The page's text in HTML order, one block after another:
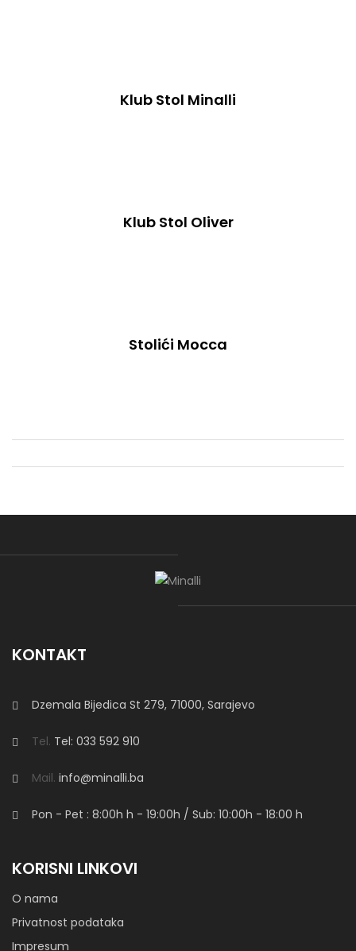
Klub Stol Minalli
Klub Stol Oliver
Stolići Mocca
Klub Stol Kaligaris
Klub Stol Minalli
Moderan i elegantan klub sto Oliver savršeno se uklapa u
KONTAKT
Dzemala Bijedica St 279, 71000, Sarajevo
Tel. Tel: 033 592 910
Mail. info@minalli.ba
Pon - Pet : 8:00h h - 19:00h / Sub: 10:00h - 18:00 h
KORISNI LINKOVI
O nama
Privatnost podataka
Impresum